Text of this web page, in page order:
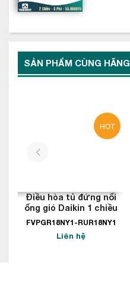
SẢN PHẨM CÙNG HÃNG
HOT
Điều hòa tủ đứng nối
ống gió Daikin 1 chiều
180.000BTU
FVPGR18NY1-RUR18NY1
Liên hệ